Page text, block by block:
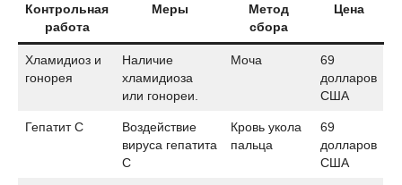
Контрольная
работа
Меры
Метод
сбора
Цена
Хламидиоз и
гонорея
Наличие
хламидиоза
или гонореи.
Моча
69
долларов
США
Гепатит С
Воздействие
вируса гепатита
С
Кровь укола
пальца
69
долларов
США